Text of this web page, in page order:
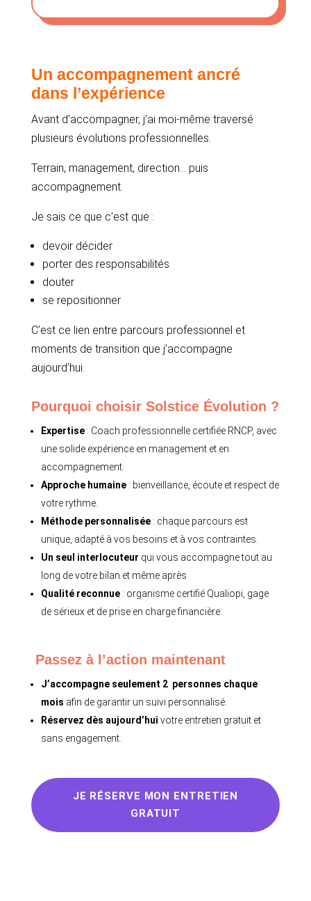
Un accompagnement ancré
dans l’expérience
Avant d’accompagner, j’ai moi-même traversé
plusieurs évolutions professionnelles.
Terrain, management, direction… puis
accompagnement.
Je sais ce que c’est que :
devoir décider
porter des responsabilités
douter
se repositionner
C’est ce lien entre parcours professionnel et
moments de transition que j’accompagne
aujourd’hui.
Pourquoi choisir Solstice Évolution ?
Expertise: Coach professionnelle certifiée RNCP, avec
une solide expérience en management et en
accompagnement.
Approche humaine: bienveillance, écoute et respect de
votre rythme.
Méthode personnalisée: chaque parcours est
unique, adapté à vos besoins et à vos contraintes.
Un seul interlocuteur qui vous accompagne tout au
long de votre bilan et même après
Qualité reconnue: organisme certifié Qualiopi, gage
de sérieux et de prise en charge financière.
Passez à l’action maintenant
J’accompagne seulement 2 personnes chaque
mois afin de garantir un suivi personnalisé.
Réservez dès aujourd’hui votre entretien gratuit et
sans engagement.
JE RÉSERVE MON ENTRETIEN
GRATUIT